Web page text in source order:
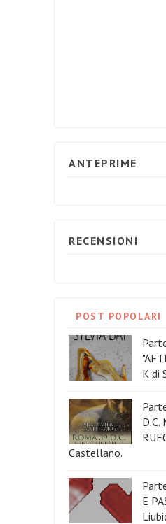
ANTEPRIME
RECENSIONI
POST POPOLARI
K di
D.C.
Castellano.
E